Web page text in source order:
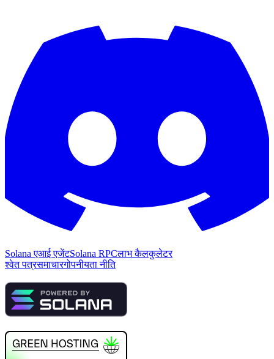
Solana एआई एजेंटSolana RPCलाभ कैलकुलेटर
श्वेत पत्रसमाचारगोपनीयता नीति